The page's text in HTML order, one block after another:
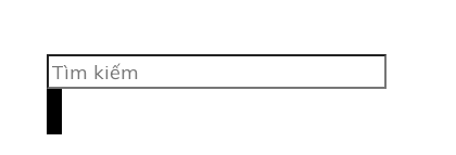
Tìm
kiếm